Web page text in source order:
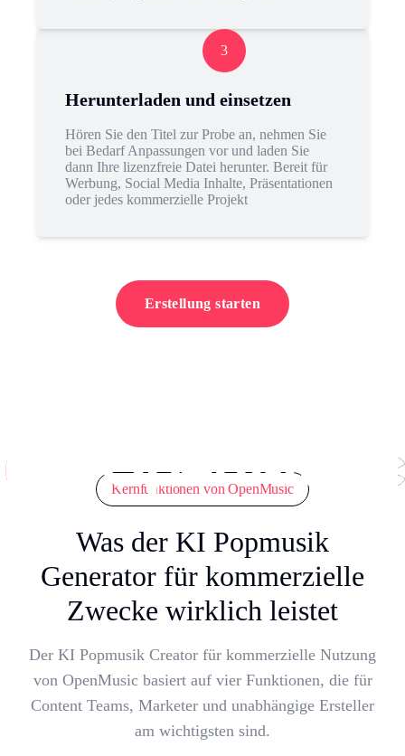
3
Herunterladen und einsetzen
Hören Sie den Titel zur Probe an, nehmen Sie
bei Bedarf Anpassungen vor und laden Sie
dann Ihre lizenzfreie Datei herunter. Bereit für
Werbung, Social Media Inhalte, Präsentationen
oder jedes kommerzielle Projekt
Erstellung starten
Kernfunktionen von OpenMusic
Was der KI Popmusik
Generator für kommerzielle
Zwecke wirklich leistet
Der KI Popmusik Creator für kommerzielle Nutzung
von OpenMusic basiert auf vier Funktionen, die für
Content Teams, Marketer und unabhängige Ersteller
am wichtigsten sind.